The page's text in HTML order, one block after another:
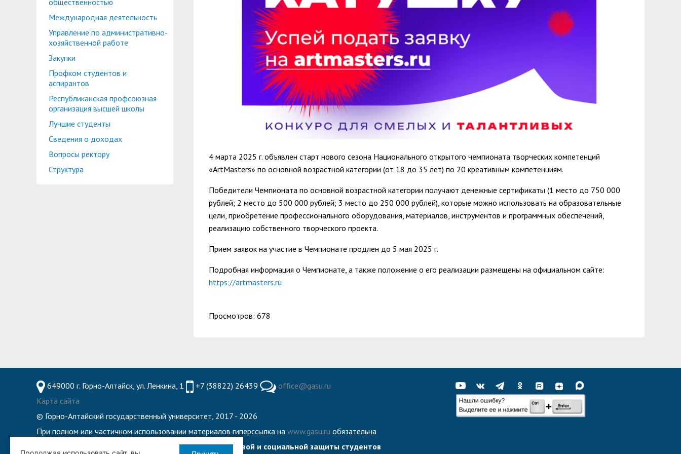
общественностью
Международная деятельность
Управление по административно-
хозяйственной работе
Закупки
Профком студентов и
аспирантов
Республиканская профсоюзная
организация высшей школы
Лучшие студенты
Сведения о доходах
Вопросы ректору
Структура
4 марта 2025 г. объявлен старт нового сезона Национального открытого чемпионата творческих компетенций
«ArtMasters» по основной возрастной категории (от 18 до 35 лет) по 20 креативным компетенциям.
Победители Чемпионата по основной возрастной категории получают денежные сертификаты (1 место до 750 000
рублей; 2 место до 500 000 рублей; 3 место до 250 000 рублей), которые можно использовать на образовательные
цели, приобретение профессионального оборудования, материалов, инструментов и программных обеспечений,
реализацию собственного творческого проекта.
Прием заявок на участие в Чемпионате продлен до 5 мая 2025 г.
Подробная информация о Чемпионате, а также положение о его реализации размещены на официальном сайте:
https://artmasters.ru
Просмотров: 678
649000 г. Горно-Алтайск, ул. Ленкина, 1 +7 (38822) 26439
office@gasu.ru
Карта сайта
© Горно-Алтайский государственный университет, 2017 - 2026
При полном или частичном использовании материалов гиперссылка на www.gasu.ru обязательна
8 800 222 55 71 - Горячая линия по обеспечению правовой и социальной защиты студентов